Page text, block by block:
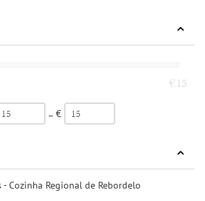
– €
‎€15
- Cozinha Regional de Rebordelo